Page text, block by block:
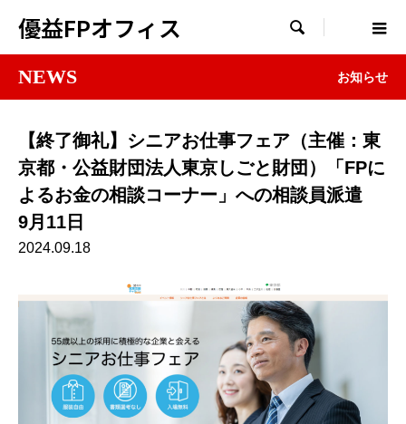
優益FPオフィス 
NEWS お知らせ
【終了御礼】シニアお仕事フェア（主催：東
京都・公益財団法人東京しごと財団）「FPに
よるお金の相談コーナー」への相談員派遣
9月11日
2024.09.18